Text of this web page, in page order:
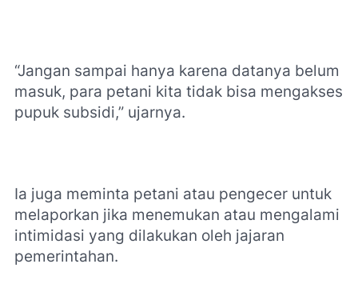
“Jangan sampai hanya karena datanya belum
masuk, para petani kita tidak bisa mengakses
pupuk subsidi,” ujarnya.
Ia juga meminta petani atau pengecer untuk
melaporkan jika menemukan atau mengalami
intimidasi yang dilakukan oleh jajaran
pemerintahan.